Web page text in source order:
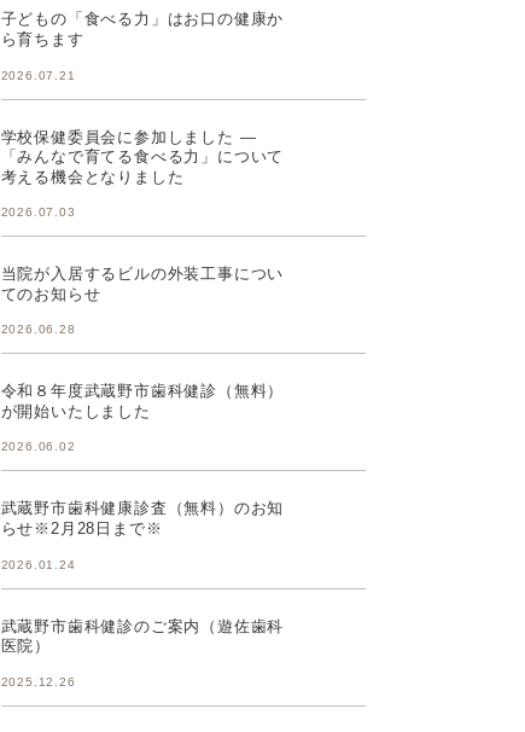
子どもの「食べる力」はお口の健康か
ら育ちます
2026.07.21
学校保健委員会に参加しました ―
「みんなで育てる食べる力」について
考える機会となりました
2026.07.03
当院が入居するビルの外装工事につい
てのお知らせ
2026.06.28
令和８年度武蔵野市歯科健診（無料）
が開始いたしました
2026.06.02
武蔵野市歯科健康診査（無料）のお知
らせ※2月28日まで※
2026.01.24
武蔵野市歯科健診のご案内（遊佐歯科
医院）
2025.12.26